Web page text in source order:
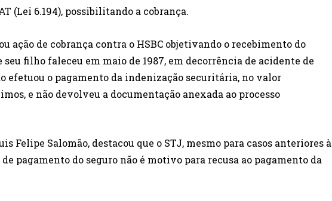
(Lei 6.194), possibilitando a cobrança.
ação de cobrança contra o HSBC objetivando o recebimento do
filho faleceu em maio de 1987, em decorrência de acidente de
efetuou o pagamento da indenização securitária, no valor
e não devolveu a documentação anexada ao processo
Felipe Salomão, destacou que o STJ, mesmo para casos anteriores à
pagamento do seguro não é motivo para recusa ao pagamento da